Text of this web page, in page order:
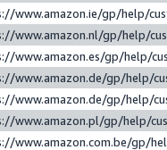
www.amazon.ie/gp/help/
www.amazon.nl/gp/help/
www.amazon.es/gp/help/
www.amazon.de/gp/help/
www.amazon.de/gp/help/
www.amazon.pl/gp/help/
www.amazon.com.be/gp/